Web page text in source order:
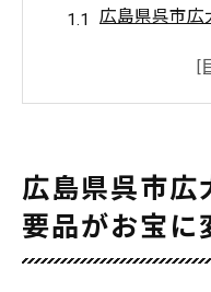
広島県呉市広
買取の流れと
高価買取を目
買取市場で成功す
広島県呉市広
要品がお宝に